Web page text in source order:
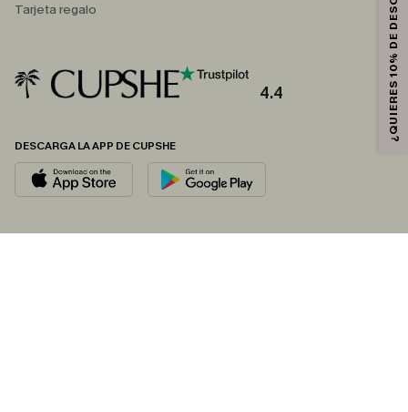
Tarjeta regalo
4.4
DESCARGA LA APP DE CUPSHE
¿QUIERES 10% DE DESCUENTO?